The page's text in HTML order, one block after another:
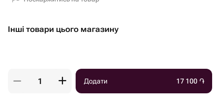
Інші товари цього магазину
Додати 17 100 ֏